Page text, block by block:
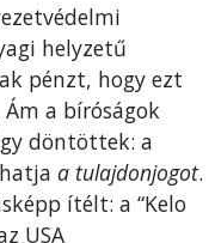
helyzetű
pénzt, hogy ezt
a bíróságok
döntöttek: a
a tulajdonjogot.
ítélt: a “Kelo
USA